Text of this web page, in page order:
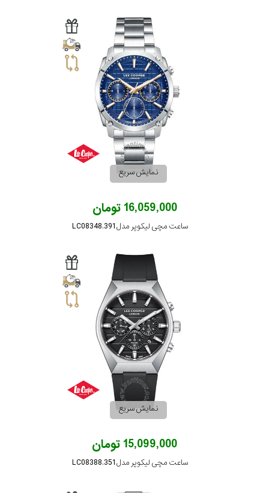
نمایش سریع
16,059,000 تومان
ساعت مچی لیکوپر مدل LC08348.391
نمایش سریع
15,099,000 تومان
ساعت مچی لیکوپر مدل LC08388.351